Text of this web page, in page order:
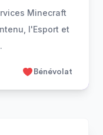
Minecraft
l'Esport et
Bénévolat